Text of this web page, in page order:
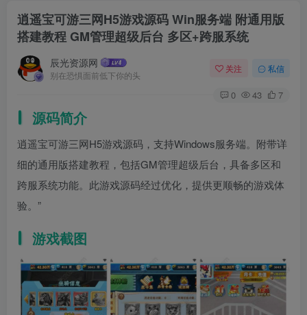
逍遥宝可游三网H5游戏源码 Win服务端 附通用版
搭建教程 GM管理超级后台 多区+跨服系统
辰光资源网
别在恐惧面前低下你的头
关注 私信
0 43 7
源码简介
逍遥宝可游三网H5游戏源码，支持Windows服务端。附带详
细的通用版搭建教程，包括GM管理超级后台，具备多区和
跨服系统功能。此游戏源码经过优化，提供更顺畅的游戏体
验。”
游戏截图